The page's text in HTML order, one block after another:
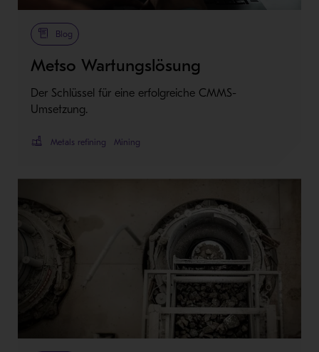
Blog
Metso Wartungslösung
Der Schlüssel für eine erfolgreiche CMMS-
Umsetzung.
Metals refining Mining